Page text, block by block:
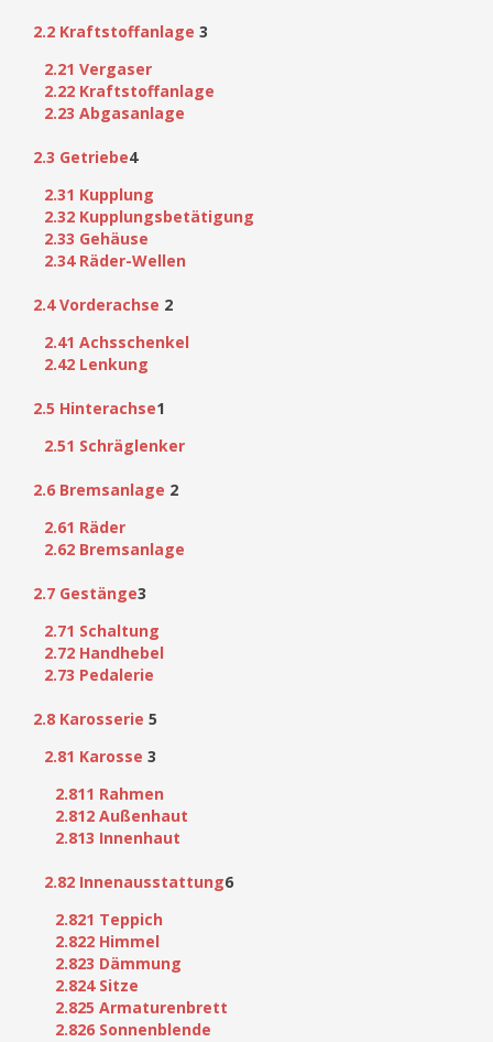
2.2 Kraftstoffanlage 3
2.21 Vergaser
2.22 Kraftstoffanlage
2.23 Abgasanlage
2.3 Getriebe4
2.31 Kupplung
2.32 Kupplungsbetätigung
2.33 Gehäuse
2.34 Räder-Wellen
2.4 Vorderachse 2
2.41 Achsschenkel
2.42 Lenkung
2.5 Hinterachse1
2.51 Schräglenker
2.6 Bremsanlage 2
2.61 Räder
2.62 Bremsanlage
2.7 Gestänge3
2.71 Schaltung
2.72 Handhebel
2.73 Pedalerie
2.8 Karosserie 5
2.81 Karosse 3
2.811 Rahmen
2.812 Außenhaut
2.813 Innenhaut
2.82 Innenausstattung6
2.821 Teppich
2.822 Himmel
2.823 Dämmung
2.824 Sitze
2.825 Armaturenbrett
2.826 Sonnenblende